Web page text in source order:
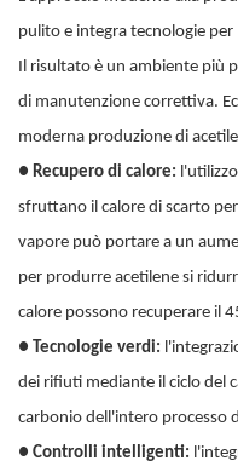
pulito e integra tecnologie
Il risultato è un ambiente più
di manutenzione correttiva.
moderna produzione di
● Recupero di calore:
sfruttano il calore di scarto
vapore può portare a un
per produrre acetilene si
calore possono recuperare il
● Tecnologie verdi:
dei rifiuti mediante il ciclo del
carbonio dell'intero processo
● Controlli intelligenti: